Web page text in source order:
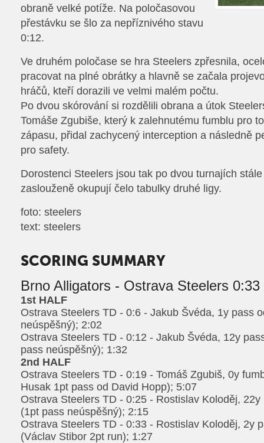
obraně velké potíže. Na poločasovou
přestávku se šlo za nepříznivého stavu
0:12.
Ve druhém poločase se hra Steelers zpřesnila,
pracovat na plné obrátky a hlavně se začala
hráčů, kteří dorazili ve velmi malém počtu.
Po dvou skórování si rozdělili obrana a útok
Tomáše Zgubiše, který k zalehnutému fumblu pro
zápasu, přidal zachycený interception a následně
pro safety.
Dorostenci Steelers jsou tak po dvou turnajích
zaslouženě okupují čelo tabulky druhé ligy.
foto: steelers
text: steelers
SCORING SUMMARY
Brno Alligators - Ostrava Steelers 0:33
1st HALF
Ostrava Steelers TD - 0:6 - Jakub Švéda, 1y pass
neúspěšný); 2:02
Ostrava Steelers TD - 0:12 - Jakub Švéda, 12y
pass neúspěšný); 1:32
2nd HALF
Ostrava Steelers TD - 0:19 - Tomáš Zgubiš, 0y
Husak 1pt pass od David Hopp); 5:07
Ostrava Steelers TD - 0:25 - Rostislav Koloděj,
(1pt pass neúspěšný); 2:15
Ostrava Steelers TD - 0:33 - Rostislav Koloděj, 2y
(Václav Stibor 2pt run); 1:27